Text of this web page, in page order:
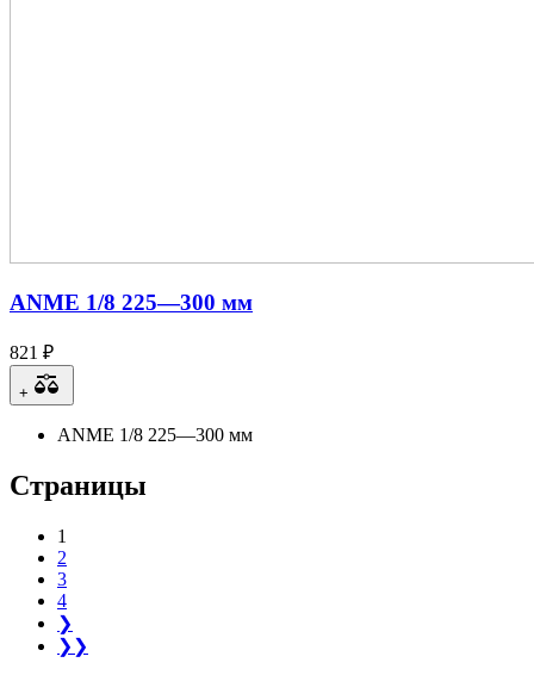
ANME 1/8 225—300 мм
821 ₽
+
ANME 1/8 225—300 мм
Страницы
1
2
3
4
❯
❯❯